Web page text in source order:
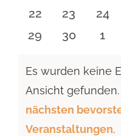
Veranstaltungen
0
Veranstaltungen
22
0
23
0
24
0
29
0
30
0
1
Hinweis
Es wurden keine
Ansicht
nächsten
Veranstaltungen.